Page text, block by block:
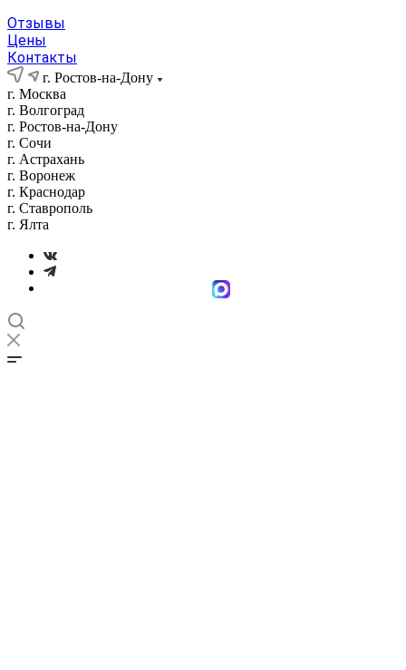
Отзывы
Цены
Контакты
г. Ростов-на-Дону
г. Москва
г. Волгоград
г. Ростов-на-Дону
г. Сочи
г. Астрахань
г. Воронеж
г. Краснодар
г. Ставрополь
г. Ялта